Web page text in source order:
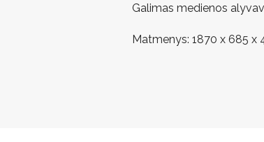
Galimas medienos
Matmenys: 1870 x 685 x